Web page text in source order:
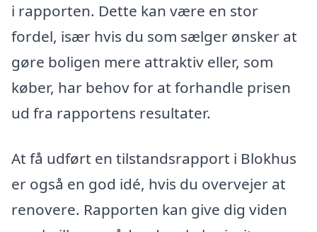
i rapporten. Dette kan være en stor
fordel, især hvis du som sælger ønsker at
gøre boligen mere attraktiv eller, som
køber, har behov for at forhandle prisen
ud fra rapportens resultater.
At få udført en tilstandsrapport i Blokhus
er også en god idé, hvis du overvejer at
renovere. Rapporten kan give dig viden